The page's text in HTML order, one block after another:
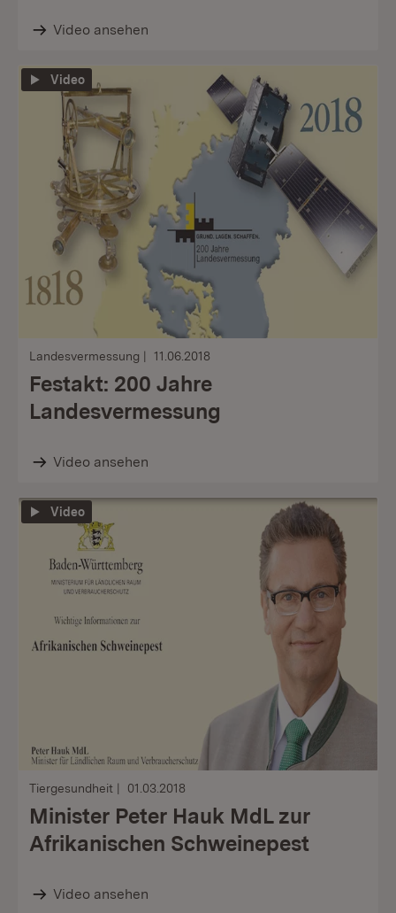
Video ansehen
Video
Landesvermessung 11.06.2018
Festakt: 200 Jahre
Landesvermessung
Video ansehen
Video
Tiergesundheit 01.03.2018
Minister Peter Hauk MdL zur
Afrikanischen Schweinepest
Video ansehen